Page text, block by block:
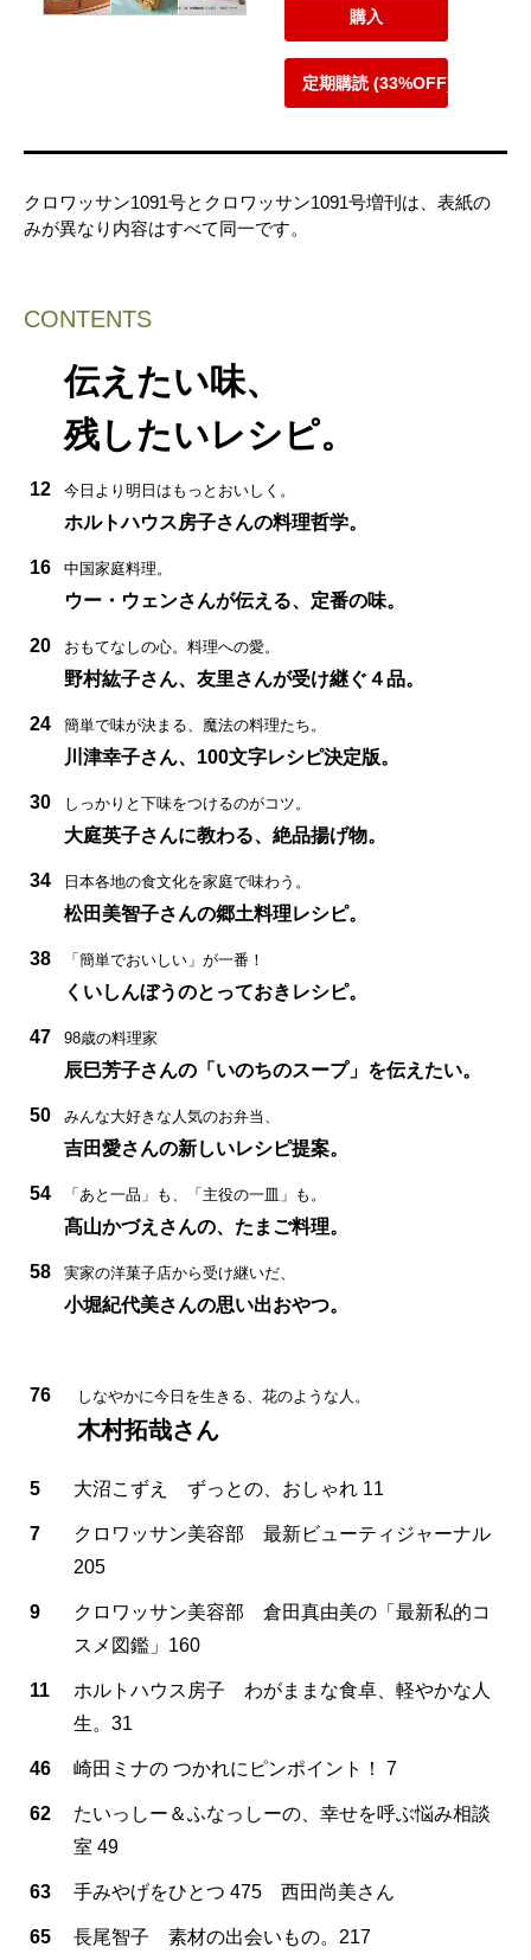
購入
定期購読 (33%OFF)
クロワッサン1091号とクロワッサン1091号増刊は、表紙の
みが異なり内容はすべて同一です。
CONTENTS
伝えたい味、
残したいレシピ。
12 今日より明日はもっとおいしく。
ホルトハウス房子さんの料理哲学。
16 中国家庭料理。
ウー・ウェンさんが伝える、定番の味。
20 おもてなしの心。料理への愛。
野村紘子さん、友里さんが受け継ぐ４品。
24 簡単で味が決まる、魔法の料理たち。
川津幸子さん、100文字レシピ決定版。
30 しっかりと下味をつけるのがコツ。
大庭英子さんに教わる、絶品揚げ物。
34 日本各地の食文化を家庭で味わう。
松田美智子さんの郷土料理レシピ。
38 「簡単でおいしい」が一番！
くいしんぼうのとっておきレシピ。
47 98歳の料理家
辰巳芳子さんの「いのちのスープ」を伝えたい。
50 みんな大好きな人気のお弁当、
吉田愛さんの新しいレシピ提案。
54 「あと一品」も、「主役の一皿」も。
髙山かづえさんの、たまご料理。
58 実家の洋菓子店から受け継いだ、
小堀紀代美さんの思い出おやつ。
76 しなやかに今日を生きる、花のような人。
木村拓哉さん
5 大沼こずえ ずっとの、おしゃれ 11
7
クロワッサン美容部 最新ビューティジャーナル
205
9
クロワッサン美容部 倉田真由美の「最新私的コ
スメ図鑑」160
11
ホルトハウス房子 わがままな食卓、軽やかな人
生。31
46 崎田ミナの つかれにピンポイント！ 7
62
たいっしー＆ふなっしーの、幸せを呼ぶ悩み相談
室 49
63 手みやげをひとつ 475 西田尚美さん
65 長尾智子 素材の出会いもの。217